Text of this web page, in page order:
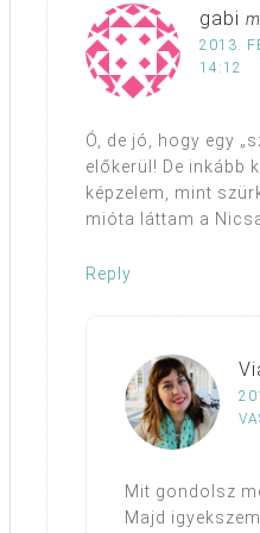
gabi
2013.
14:12
Ó, de jó, hogy egy
előkerül! De inkább
képzelem, mint
mióta láttam a
Reply
Mit gondolsz
Majd